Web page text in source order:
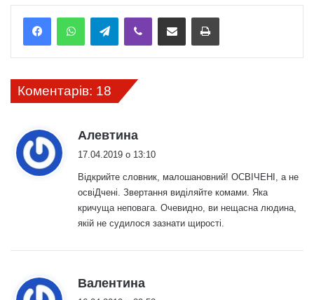
TelegramViber Надіслати електронною поштоюНадрукувати
Коментарів: 18
Алевтина
17.04.2019 о 13:10
Відкрийте словник, малошановний! ОСВІЧЕНІ, а не
освіДчені. Звертання виділяйте комами. Яка
кричуща неповага. Очевидно, ви нещасна людина,
якій не судилося зазнати щирості.
Валентина